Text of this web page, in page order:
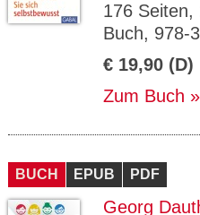
176
Buch, 978-
€ 19,90 (D)
Zum Buch
BUCH EPUB PDF
Georg